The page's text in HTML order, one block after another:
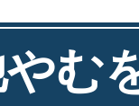
む